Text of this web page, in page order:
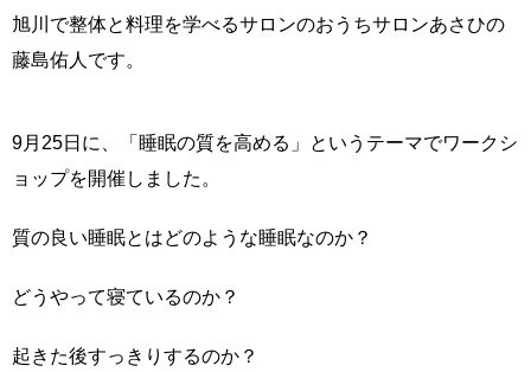
旭川で整体と料理を学べるサロンのおうちサロンあさひの
藤島佑人です。
9月25日に、「睡眠の質を高める」というテーマでワークシ
ョップを開催しました。
質の良い睡眠とはどのような睡眠なのか？
どうやって寝ているのか？
起きた後すっきりするのか？